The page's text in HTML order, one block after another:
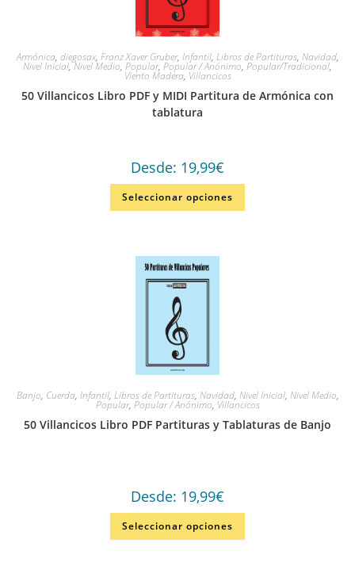
Armónica, diegosax, Franz Xaver Gruber, Infantil, Libros de Partituras, Navidad,
Nivel Inicial,Nivel Medio, Popular, Popular / Anónimo, Popular/Tradicional,
Viento Madera, Villancicos
50 Villancicos Libro PDF y MIDI Partitura de Armónica con
tablatura
Desde: 19,99€
Seleccionar opciones
Banjo, Cuerda, Infantil, Libros de Partituras, Navidad, Nivel Inicial, Nivel Medio,
Popular, Popular / Anónimo, Villancicos
50 Villancicos Libro PDF Partituras y Tablaturas de Banjo
Desde: 19,99€
Seleccionar opciones